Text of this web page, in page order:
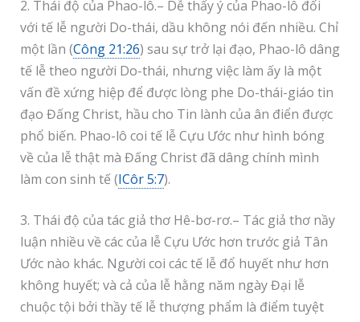
2. Thái độ của Phao-lô.– Dễ thấy ý của Phao-lô đối
với tế lễ người Do-thái, dầu không nói đến nhiều. Chỉ
một lần (Công 21:26) sau sự trở lại đạo, Phao-lô dâng
tế lễ theo người Do-thái, nhưng việc làm ấy là một
vấn đề xứng hiệp để được lòng phe Do-thái-giáo tin
đạo Đấng Christ, hầu cho Tin lành của ân điển được
phổ biến. Phao-lô coi tế lễ Cựu Ước như hình bóng
về của lễ thật mà Đấng Christ đã dâng chính mình
làm con sinh tế (ICôr 5:7).
3. Thái độ của tác giả thơ Hê-bơ-rơ.– Tác giả thơ nầy
luận nhiều về các của lễ Cựu Ước hơn trước giả Tân
Ước nào khác. Người coi các tế lễ đổ huyết như hơn
không huyết; và cả của lễ hằng năm ngày Đại lễ
chuộc tội bởi thầy tế lễ thượng phẩm là điểm tuyệt